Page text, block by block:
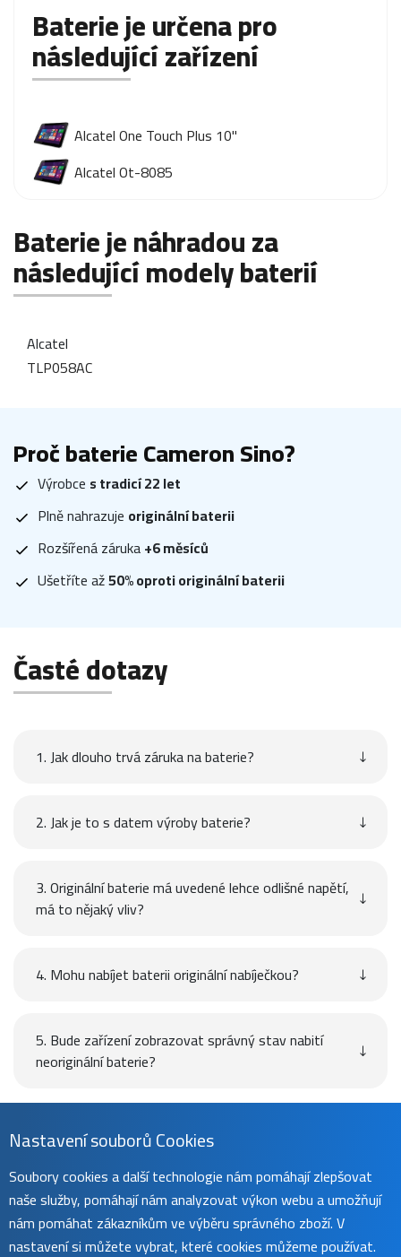
Baterie je určena pro
následující zařízení
Alcatel One Touch Plus 10"
Alcatel Ot-8085
Baterie je náhradou za
následující modely baterií
Alcatel
TLP058AC
Proč baterie Cameron Sino?
Výrobce s tradicí 22 let
Plně nahrazuje originální baterii
Rozšířená záruka+6 měsíců
Ušetříte až50% oproti originální baterii
Časté dotazy
1. Jak dlouho trvá záruka na baterie?
2. Jak je to s datem výroby baterie?
3. Originální baterie má uvedené lehce odlišné napětí,
má to nějaký vliv?
4. Mohu nabíjet baterii originální nabíječkou?
5. Bude zařízení zobrazovat správný stav nabití
neoriginální baterie?
Návod
Uživatelský manuál naleznete natéto stránce.
Nastavení souborů Cookies
Soubory cookies a další technologie nám pomáhají zlepšovat
naše služby, pomáhají nám analyzovat výkon webu a umožňují
nám pomáhat zákazníkům ve výběru správného zboží. V
nastavení si můžete vybrat, které cookies můžeme používat.